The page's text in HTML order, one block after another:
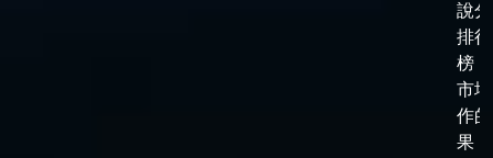
說
排行
榜
市
作
果